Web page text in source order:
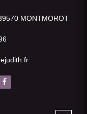
MONTMOROT